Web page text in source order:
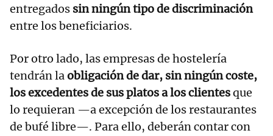
entregados sin ningún tipo de discriminación
entre los beneficiarios.
Por otro lado, las empresas de hostelería
tendrán laobligación de dar, sin ningún coste,
los excedentes de sus platos a los clientesque
lo requieran —a excepción de los restaurantes
de bufé libre—. Para ello, deberán contar con